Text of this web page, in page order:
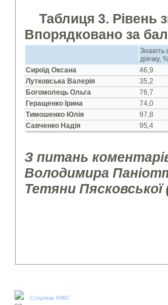
Таблиця 3. Рівень
Впорядковано за
Знають
діячку,
Сироїд Оксана
46,9
Лутковська Валерiя
35,2
Богомолець Ольга
76,7
Геращенко Iрина
74,0
Тимошенко Юлiя
97,8
Савченко Надія
95,4
З питань
Володимира
Тетяни Пясковської
Сторінка КМІС